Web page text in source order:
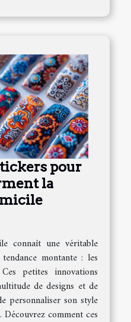
pour
la
connaît une véritable
montante : les
petites innovations
de designs et de
personnaliser son style
comment ces